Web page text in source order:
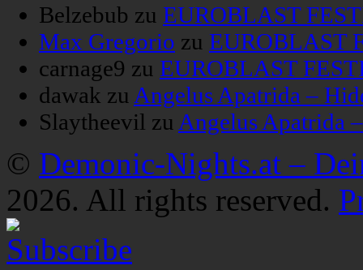
Belzebub zu EUROBLAST
Max Gregorio zu EUROBLAST
carnage9 zu EUROBLAST
dawak zu Angelus Apatrida –
Slaytheevil zu Angelus Apatrida
© Demonic-Nights.at –
2026. All rights reserved.